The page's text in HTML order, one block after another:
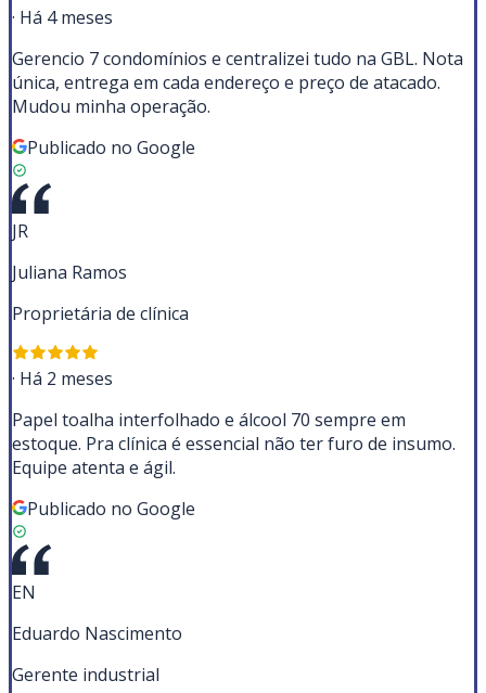
· Há 4 meses
Gerencio 7 condomínios e centralizei tudo na GBL. Nota
única, entrega em cada endereço e preço de atacado.
Mudou minha operação.
Publicado no Google
JR
Juliana Ramos
Proprietária de clínica
· Há 2 meses
Papel toalha interfolhado e álcool 70 sempre em
estoque. Pra clínica é essencial não ter furo de insumo.
Equipe atenta e ágil.
Publicado no Google
EN
Eduardo Nascimento
Gerente industrial